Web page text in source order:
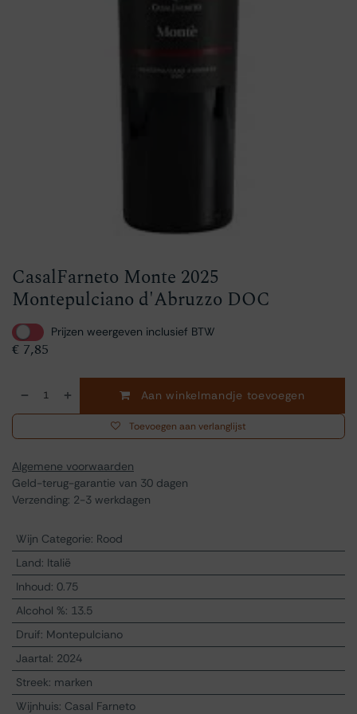
CasalFarneto Monte 2025
Montepulciano d'Abruzzo DOC
Prijzen weergeven inclusief BTW
€ 7,85
Aan winkelmandje toevoegen
Toevoegen aan verlanglijst
Algemene voorwaarden
Geld-terug-garantie van 30 dagen
Verzending: 2-3 werkdagen
Wijn Categorie: Rood
Land: Italië
Inhoud: 0.75
Alcohol %: 13.5
Druif: Montepulciano
Jaartal: 2024
Streek: marken
Wijnhuis: Casal Farneto